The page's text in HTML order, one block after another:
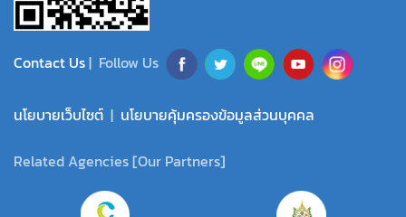
Contact Us| Follow Us
นโยบายเว็บไซต์ | นโยบายคุ้มครองข้อมูลส่วนบุคคล
Related Agencies [Our Partners]